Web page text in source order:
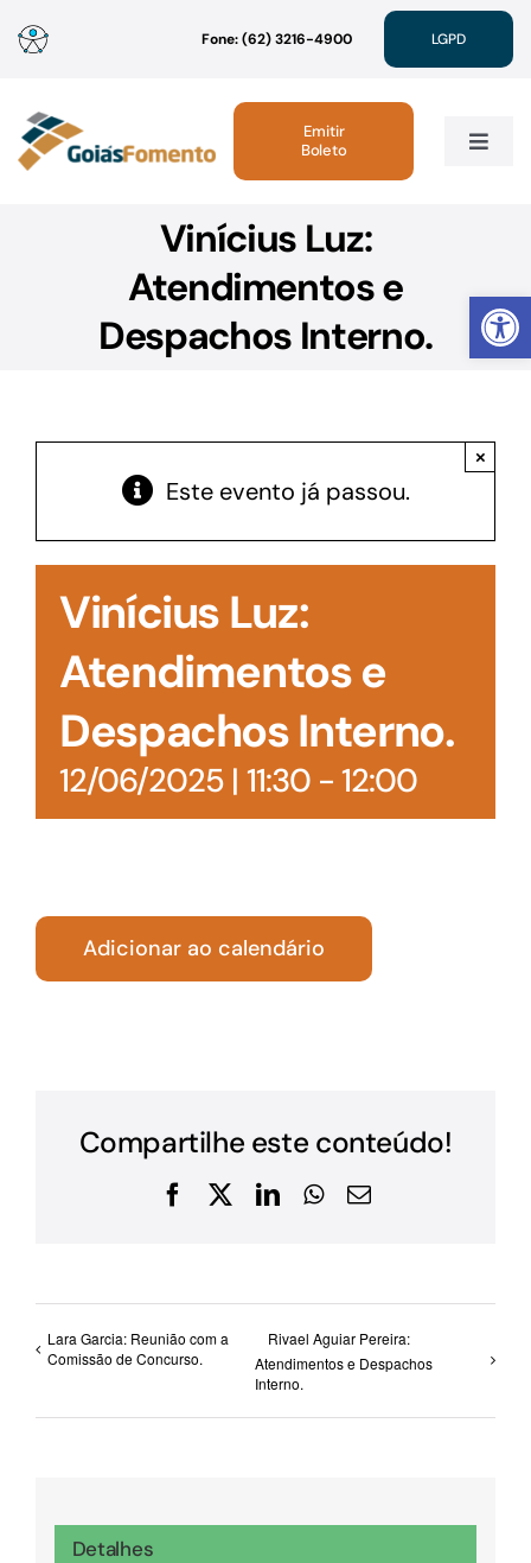
Abrir
para
conteúdo
Fone: (62) 3216-4900 LGPD
Toggle
Linhas de Crédito
Acesso à Informação
Emitir
Boleto
Vinícius Luz:
Atendimentos e
Despachos Interno.
Este evento já passou.
×
Vinícius Luz:
Atendimentos e
Despachos Interno.
12/06/2025 | 11:30- 12:00
Adicionar ao calendário
Compartilhe este conteúdo!
Facebook
X LinkedInWhatsApp
E-
Lara Garcia: Reunião com a
Comissão de Concurso.
Rivael Aguiar Pereira:
Atendimentos e Despachos
Interno.
Detalhes